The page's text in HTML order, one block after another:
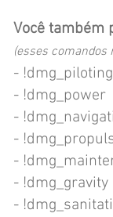
Você também
(esses comandos
- !dmg_piloting
- !dmg_power
-
-
-
- !dmg_gravity
-